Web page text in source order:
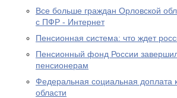
Все больше граждан Орловской
с ПФР - Интернет
Пенсионная система: что ждет
Пенсионный фонд России
пенсионерам
Федеральная социальная
области